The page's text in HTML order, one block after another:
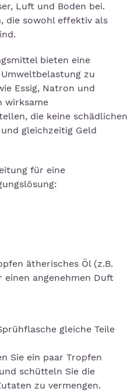
Luft und Boden bei.
die sowohl effektiv als
bieten eine
zu
Essig, Natron und
wirksame
die keine schädlichen
gleichzeitig Geld
für eine
ätherisches Öl (z.B.
einen angenehmen Duft
gleiche Teile
Sie ein paar Tropfen
schütteln Sie die
zu vermengen.